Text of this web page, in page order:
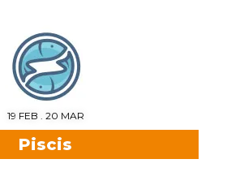
19 FEB . 20 MAR
Piscis